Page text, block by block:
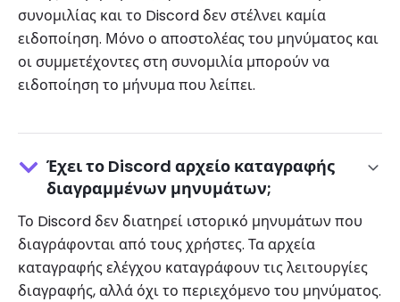
συνομιλίας και το Discord δεν στέλνει καμία
ειδοποίηση. Μόνο ο αποστολέας του μηνύματος και
οι συμμετέχοντες στη συνομιλία μπορούν να
ειδοποίηση το μήνυμα που λείπει.
Έχει το Discord αρχείο καταγραφής
διαγραμμένων μηνυμάτων;
Το Discord δεν διατηρεί ιστορικό μηνυμάτων που
διαγράφονται από τους χρήστες. Τα αρχεία
καταγραφής ελέγχου καταγράφουν τις λειτουργίες
διαγραφής, αλλά όχι το περιεχόμενο του μηνύματος.